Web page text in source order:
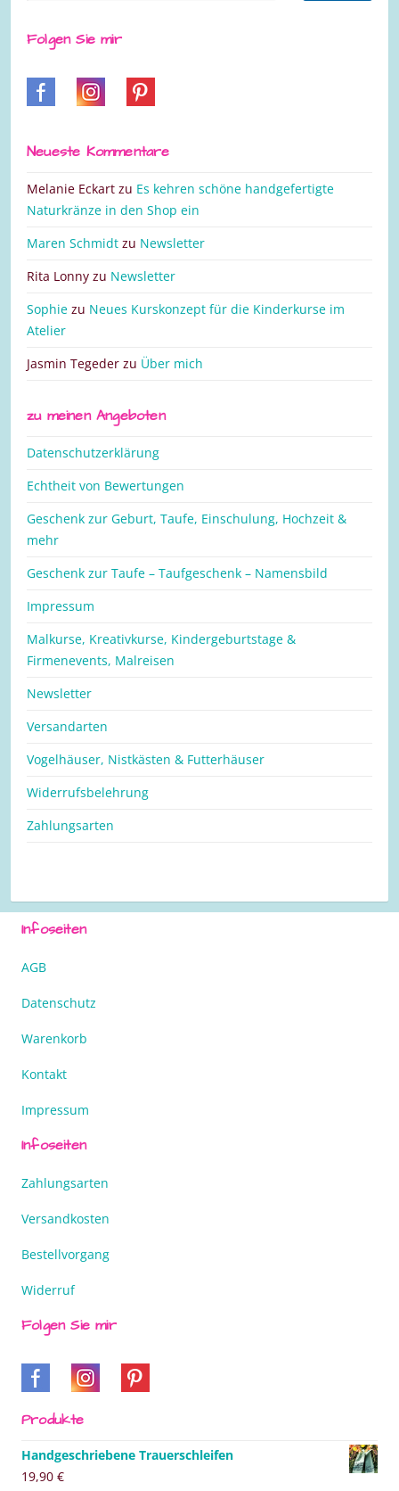
Folgen Sie mir
Neueste Kommentare
Melanie Eckart zu Es kehren schöne handgefertigte
Naturkränze in den Shop ein
Maren Schmidt zu Newsletter
Rita Lonny zu Newsletter
Sophie zu Neues Kurskonzept für die Kinderkurse im
Atelier
Jasmin Tegeder zu Über mich
zu meinen Angeboten
Datenschutzerklärung
Echtheit von Bewertungen
Geschenk zur Geburt, Taufe, Einschulung, Hochzeit &
mehr
Geschenk zur Taufe – Taufgeschenk – Namensbild
Impressum
Malkurse, Kreativkurse, Kindergeburtstage &
Firmenevents, Malreisen
Newsletter
Versandarten
Vogelhäuser, Nistkästen & Futterhäuser
Widerrufsbelehrung
Zahlungsarten
Infoseiten
AGB
Datenschutz
Warenkorb
Kontakt
Impressum
Infoseiten
Zahlungsarten
Versandkosten
Bestellvorgang
Widerruf
Folgen Sie mir
Produkte
Handgeschriebene Trauerschleifen
19,90 €